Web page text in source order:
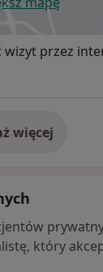
otwiera się w
wizyt przez
więcej
o adresie
który